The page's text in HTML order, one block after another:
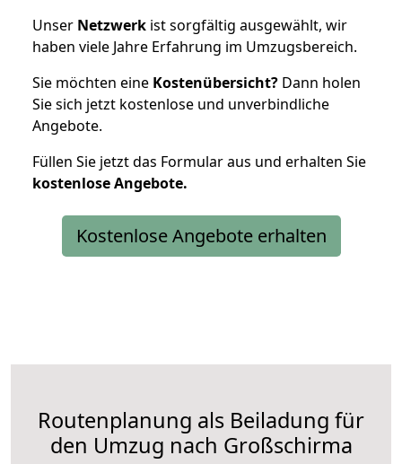
Unser Netzwerk ist sorgfältig ausgewählt, wir
haben viele Jahre Erfahrung im Umzugsbereich.
Sie möchten eine Kostenübersicht? Dann holen
Sie sich jetzt kostenlose und unverbindliche
Angebote.
Füllen Sie jetzt das Formular aus und erhalten Sie
kostenloseAngebote.
Kostenlose Angebote erhalten
Routenplanung als Beiladung für
den Umzug nach Großschirma